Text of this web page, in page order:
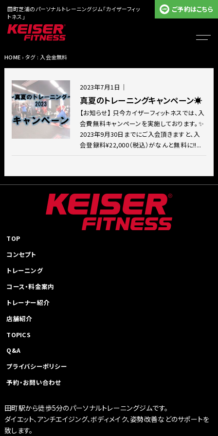
田町芝浦のパーソナルトレーニングジム「カイザーフィッ
トネス」
ご予約はこちら
HOME › タグ : 入会金無料
2023年7月1日 ｜
真夏のトレーニングキャンペーン☀️
【お知らせ】 只今カイザーフィットネスでは、入
会費無料キャンペーンを実施しております。✨
2023年9月30日までにご入会頂きますと、入
会登録料¥22,000（税込）がなんと無料に!!...
TOP
コンセプト
トレーニング
コース・料金案内
トレーナー紹介
店舗紹介
TOPICS
Q&A
プライバシーポリシー
予約・お問い合わせ
田町駅から徒歩5分のパーソナルトレーニングジムです。
ダイエット、アンチエイジング、ボディメイク、姿勢改善などのサポートを
致します。